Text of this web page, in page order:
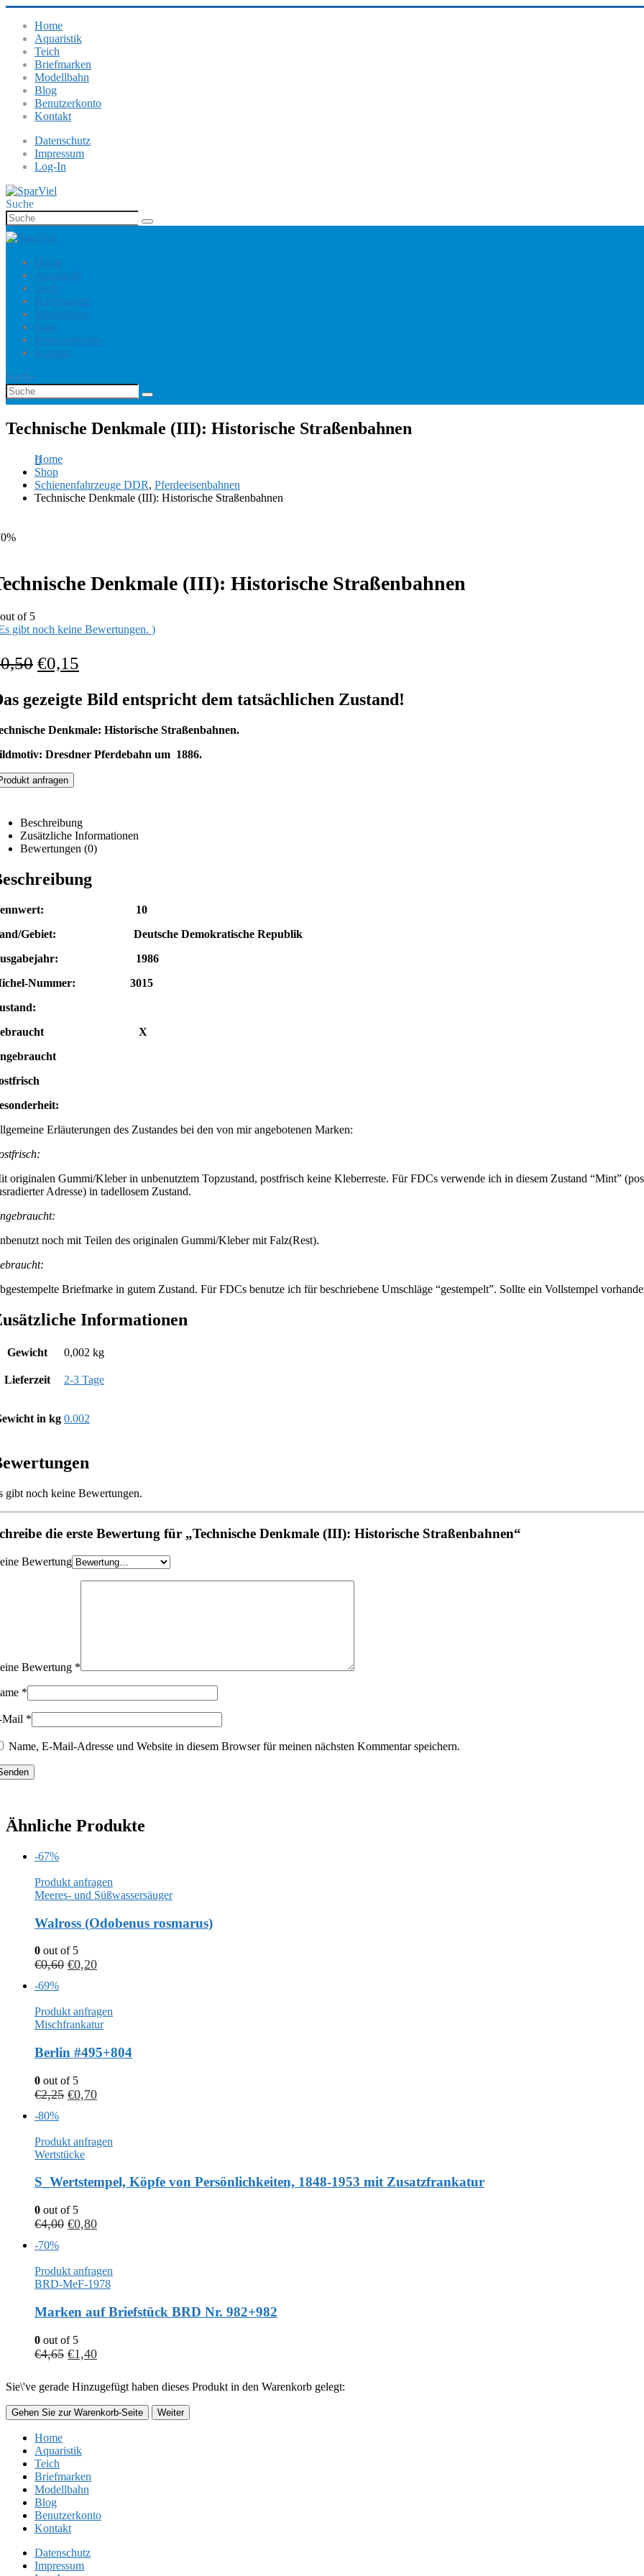
Home
Aquaristik
Teich
Briefmarken
Modellbahn
Blog
Benutzerkonto
Kontakt
Datenschutz
Impressum
Log-In
Suche
Home
Aquaristik
Teich
Briefmarken
Modellbahn
Blog
Benutzerkonto
Kontakt
Suche
Technische Denkmale (III): Historische Straßenbahnen
Home
Shop
Schienenfahrzeuge DDR, Pferdeeisenbahnen
Technische Denkmale (III): Historische Straßenbahnen
Denkmale (III): Historische Straßenbahnen
of 5
gibt noch keine Bewertungen. )
0,50 €0,15
gezeigte Bild entspricht dem tatsächlichen Zustand!
Denkmale: Historische Straßenbahnen.
Dresdner Pferdebahn um 1886.
anfragen
Beschreibung
Zusätzliche Informationen
Bewertungen (0)
10
Gebiet: Deutsche Demokratische Republik
1986
Nummer: 3015
X
Erläuterungen des Zustandes bei den von mir angebotenen Marken:
originalen Gummi/Kleber in unbenutztem Topzustand, postfrisch keine Kleberreste. Für FDCs verwende ich in diesem Zustand “Mint”
Adresse) in tadellosem Zustand.
noch mit Teilen des originalen Gummi/Kleber mit Falz(Rest).
Briefmarke in gutem Zustand. Für FDCs benutze ich für beschriebene Umschläge “gestempelt”. Sollte ein Vollstempel
Informationen
Gewicht 0,002 kg
Lieferzeit 2-3 Tage
in kg 0.002
gibt noch keine Bewertungen.
die erste Bewertung für „Technische Denkmale (III): Historische Straßenbahnen“
Bewertung
Bewertung *
*
Mail *
Name, E-Mail-Adresse und Website in diesem Browser für meinen nächsten Kommentar speichern.
Ähnliche Produkte
-67%
Produkt anfragen
Meeres- und Süßwassersäuger
Walross (Odobenus rosmarus)
0 out of 5
€0,60 €0,20
-69%
Produkt anfragen
Mischfrankatur
Berlin #495+804
0 out of 5
€2,25 €0,70
-80%
Produkt anfragen
Wertstücke
S_Wertstempel, Köpfe von Persönlichkeiten, 1848-1953 mit Zusatzfrankatur
0 out of 5
€4,00 €0,80
-70%
Produkt anfragen
BRD-MeF-1978
Marken auf Briefstück BRD Nr. 982+982
0 out of 5
€4,65 €1,40
Sie\'ve gerade Hinzugefügt haben dieses Produkt in den Warenkorb gelegt:
Gehen Sie zur Warenkorb-Seite Weiter
Home
Aquaristik
Teich
Briefmarken
Modellbahn
Blog
Benutzerkonto
Kontakt
Datenschutz
Impressum